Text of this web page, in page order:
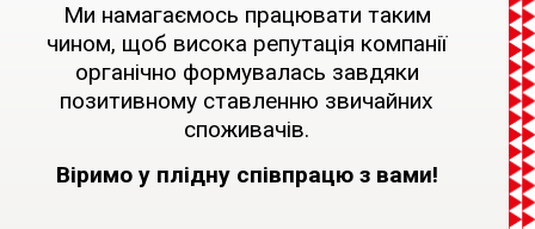
Ми намагаємось працювати таким
чином, щоб висока репутація компанії
органічно формувалась завдяки
позитивному ставленню звичайних
споживачів.
Віримо у плідну співпрацю з вами!